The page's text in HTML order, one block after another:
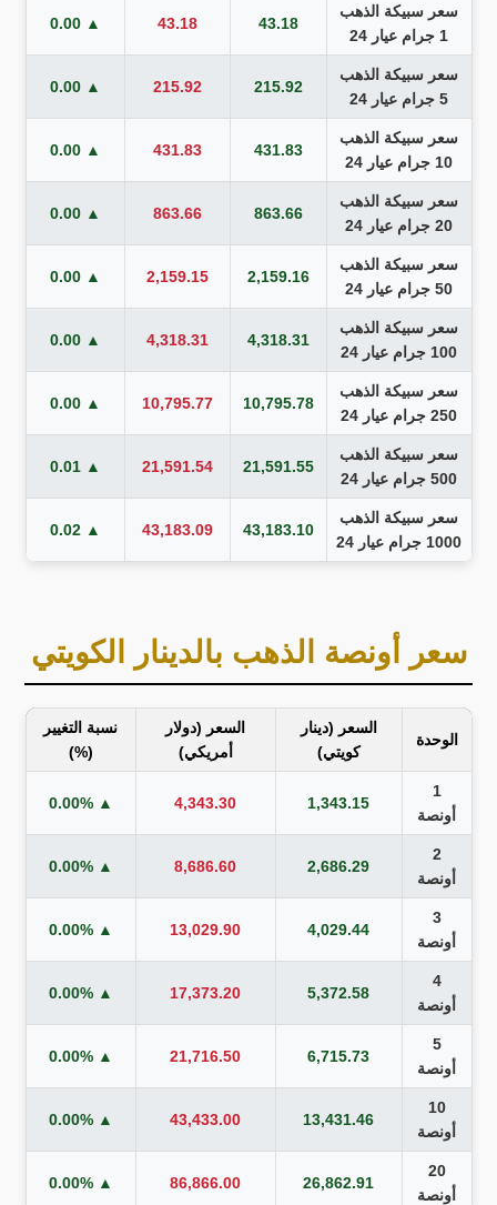
سعر سبيكة الذهب
1 جرام عيار 24
43.18
43.18
▲ 0.00
سعر سبيكة الذهب
5 جرام عيار 24
215.92
215.92
▲ 0.00
سعر سبيكة الذهب
10 جرام عيار 24
431.83
431.83
▲ 0.00
سعر سبيكة الذهب
20 جرام عيار 24
863.66
863.66
▲ 0.00
سعر سبيكة الذهب
50 جرام عيار 24
2,159.16
2,159.15
▲ 0.00
سعر سبيكة الذهب
100 جرام عيار 24
4,318.31
4,318.31
▲ 0.00
سعر سبيكة الذهب
250 جرام عيار 24
10,795.78
10,795.77
▲ 0.00
سعر سبيكة الذهب
500 جرام عيار 24
21,591.55
21,591.54
▲ 0.01
سعر سبيكة الذهب
1000 جرام عيار 24
43,183.10
43,183.09
▲ 0.02
سعر أونصة الذهب بالدينار الكويتي
الوحدة
السعر (دينار
كويتي)
السعر (دولار
أمريكي)
نسبة التغيير
(%)
1
أونصة
1,343.15
4,343.30
▲ 0.00%
2
أونصة
2,686.29
8,686.60
▲ 0.00%
3
أونصة
4,029.44
13,029.90
▲ 0.00%
4
أونصة
5,372.58
17,373.20
▲ 0.00%
5
أونصة
6,715.73
21,716.50
▲ 0.00%
10
أونصة
13,431.46
43,433.00
▲ 0.00%
20
أونصة
26,862.91
86,866.00
▲ 0.00%